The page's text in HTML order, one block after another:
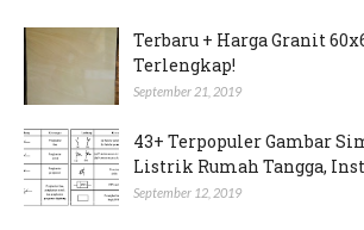
Terbaru + Harga Granit
Terlengkap!
September 21, 2019
43+ Terpopuler Gambar
Listrik Rumah Tangga,
September 12, 2019